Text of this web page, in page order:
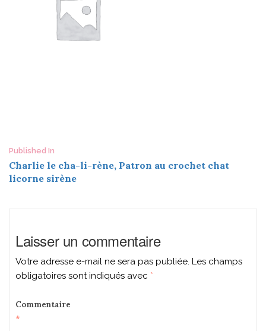
Post
navigation
Published In
Charlie le cha-li-rène, Patron au crochet chat
licorne sirène
Laisser un commentaire
Votre adresse e-mail ne sera pas publiée. Les champs
obligatoires sont indiqués avec *
Commentaire
*